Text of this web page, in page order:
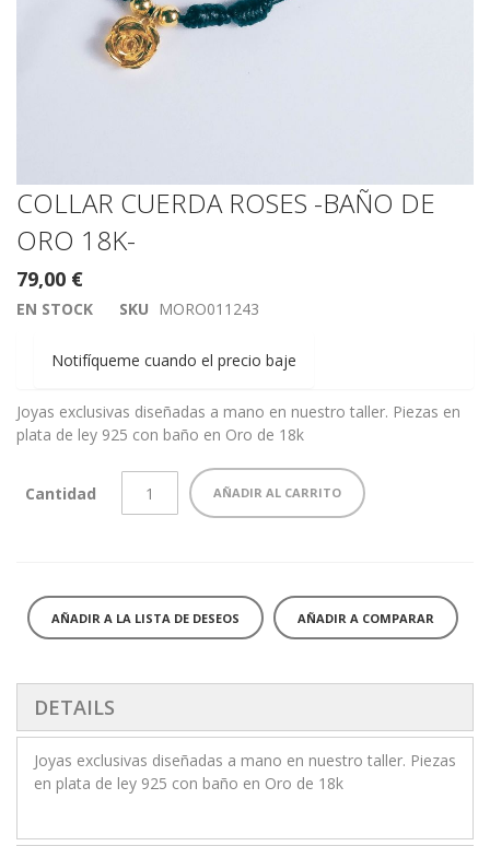
COLLAR CUERDA ROSES -BAÑO DE
ORO 18K-
79,00 €
EN STOCK SKU MORO011243
Notifíqueme cuando el precio baje
Joyas exclusivas diseñadas a mano en nuestro taller. Piezas en
plata de ley 925 con baño en Oro de 18k
Cantidad AÑADIR AL CARRITO
AÑADIR A LA LISTA DE DESEOS AÑADIR A COMPARAR
Saltar
al
comienzo
la
galería
imágenes
DETAILS
Joyas exclusivas diseñadas a mano en nuestro taller. Piezas
en plata de ley 925 con baño en Oro de 18k